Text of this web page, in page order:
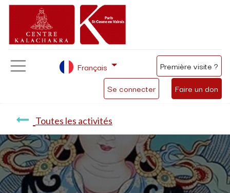
Se connecter Faire un don
Français Première visite ?
Toutes les activités